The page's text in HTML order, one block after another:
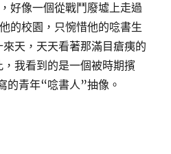
好像一個從戰鬥廢墟上走過
的校園，只惋惜他的唸書生
天，天天看著那滿目瘡痍的
我看到的是一個被時期擯
的青年“唸書人”抽像。